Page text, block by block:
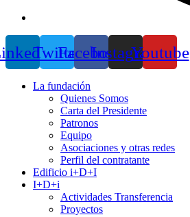
TwitterFacebookInstagramYoutube
La fundación
Quienes Somos
Carta del Presidente
Patronos
Equipo
Asociaciones y otras redes
Perfil del contratante
Edificio i+D+I
I+D+i
Actividades Transferencia
Proyectos